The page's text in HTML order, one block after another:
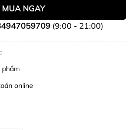
MUA NGAY
(9:00 - 21:00)
phẩm
online